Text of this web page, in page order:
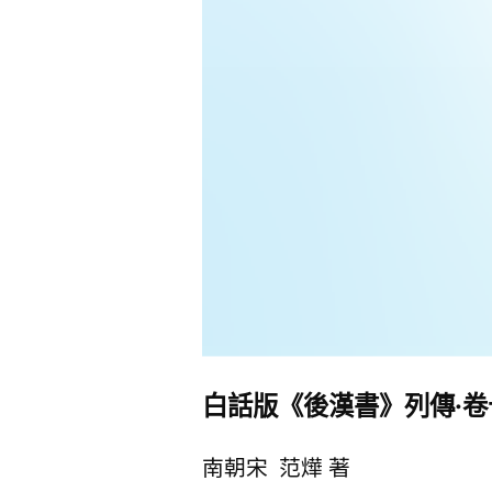
白話版《後漢書》列傳·
南朝宋 范燁 著